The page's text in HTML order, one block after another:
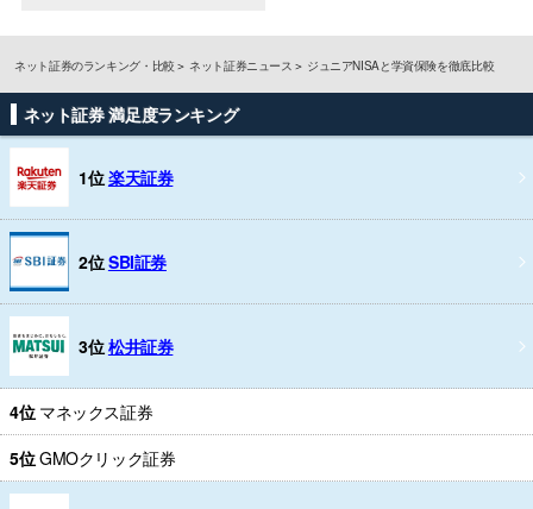
ネット証券のランキング・比較 ネット証券ニュース ジュニアNISAと学資保険を徹底比較
ネット証券 満足度ランキング
1位楽天証券
2位SBI証券
3位松井証券
4位 マネックス証券
5位GMOクリック証券